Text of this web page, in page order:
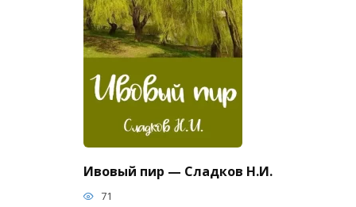
Ивовый пир — Сладков Н.И.
71